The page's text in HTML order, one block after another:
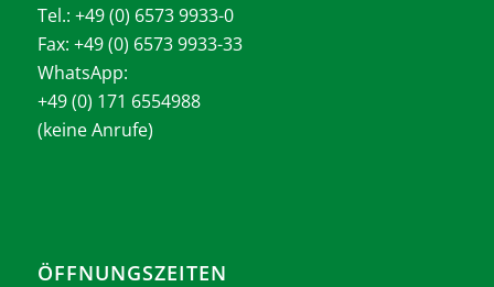
Tel.: +49 (0) 6573 9933-0
Fax: +49 (0) 6573 9933-33
WhatsApp:
+49 (0) 171 6554988
(keine Anrufe)
ÖFFNUNGSZEITEN